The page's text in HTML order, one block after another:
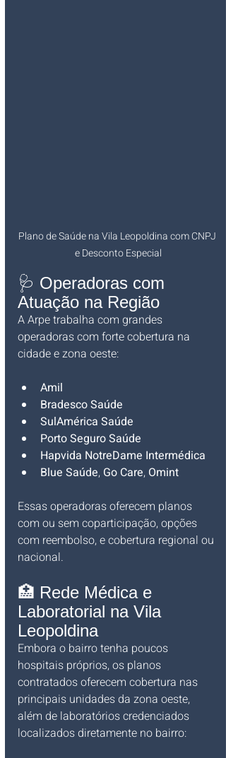
Plano de Saúde na Vila Leopoldina com CNPJ
e Desconto Especial
🩺 Operadoras com
Atuação na Região
A Arpe trabalha com grandes
operadoras com forte cobertura na
cidade e zona oeste:
Amil
Bradesco Saúde
SulAmérica Saúde
Porto Seguro Saúde
Hapvida NotreDame Intermédica
Blue Saúde, Go Care, Omint
Essas operadoras oferecem planos
com ou sem coparticipação, opções
com reembolso, e cobertura regional ou
nacional.
🏥 Rede Médica e
Laboratorial na Vila
Leopoldina
Embora o bairro tenha poucos
hospitais próprios, os planos
contratados oferecem cobertura nas
principais unidades da zona oeste,
além de laboratórios credenciados
localizados diretamente no bairro: